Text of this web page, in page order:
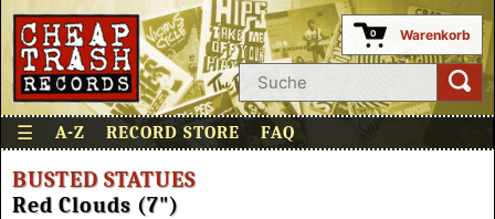
0 Warenkorb
☰ A-Z RECORD STORE FAQ
BUSTED STATUES
Red Clouds (7")